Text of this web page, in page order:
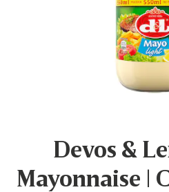
Devos &
Mayonnaise |